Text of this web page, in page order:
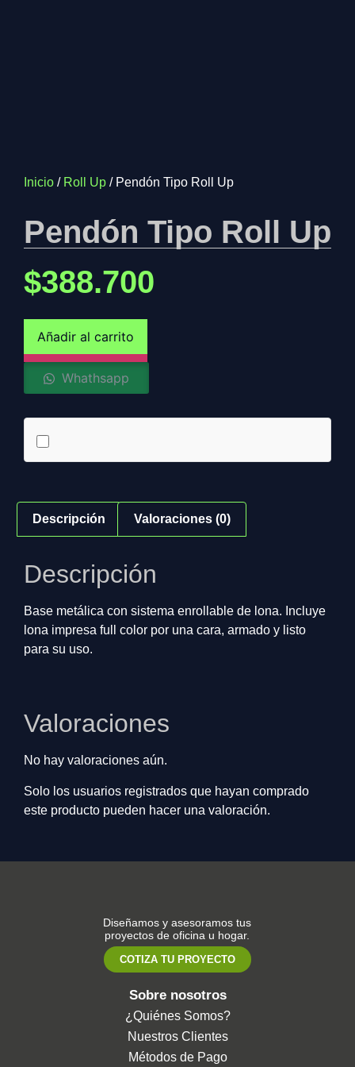
Inicio / Roll Up / Pendón Tipo Roll Up
Pendón Tipo Roll Up
$388.700
Añadir al carrito
Whathsapp
Descripción Valoraciones (0)
Descripción
Base metálica con sistema enrollable de lona. Incluye
lona impresa full color por una cara, armado y listo
para su uso.
Valoraciones
No hay valoraciones aún.
Solo los usuarios registrados que hayan comprado
este producto pueden hacer una valoración.
Diseñamos y asesoramos tus
proyectos de oficina u hogar.
COTIZA TU PROYECTO
Sobre nosotros
¿Quiénes Somos?
Nuestros Clientes
Métodos de Pago